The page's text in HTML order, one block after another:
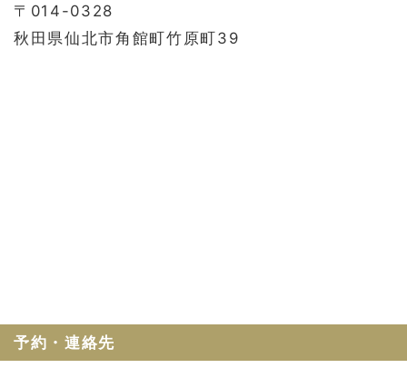
〒014-0328
秋田県仙北市角館町竹原町39
予約・連絡先